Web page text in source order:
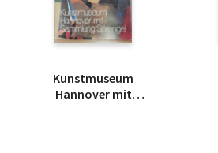
Kunstmuseum
Hannover mit